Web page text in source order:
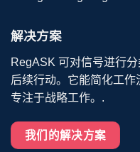
解决方案
RegASK 可对信号进行
后续行动。它能简化工
专注于战略工作。.
我们的解决方案